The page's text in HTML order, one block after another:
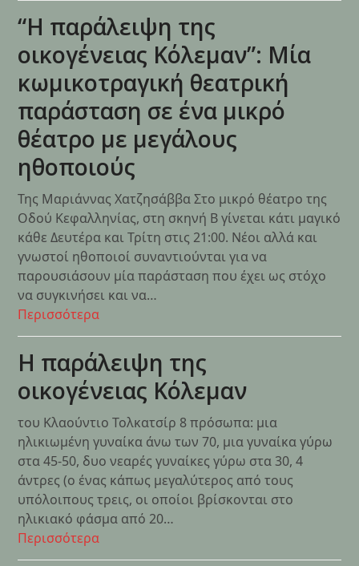
“Η παράλειψη της
οικογένειας Κόλεμαν”: Μία
κωμικοτραγική θεατρική
παράσταση σε ένα μικρό
θέατρο με μεγάλους
ηθοποιούς
Της Μαριάννας Χατζησάββα Στο μικρό θέατρο της
Οδού Κεφαλληνίας, στη σκηνή Β γίνεται κάτι μαγικό
κάθε Δευτέρα και Τρίτη στις 21:00. Νέοι αλλά και
γνωστοί ηθοποιοί συναντιούνται για να
παρουσιάσουν μία παράσταση που έχει ως στόχο
να συγκινήσει και να…
Περισσότερα
Η παράλειψη της
οικογένειας Κόλεμαν
του Κλαούντιο Τολκατσίρ 8 πρόσωπα: μια
ηλικιωμένη γυναίκα άνω των 70, μια γυναίκα γύρω
στα 45-50, δυο νεαρές γυναίκες γύρω στα 30, 4
άντρες (ο ένας κάπως μεγαλύτερος από τους
υπόλοιπους τρεις, οι οποίοι βρίσκονται στο
ηλικιακό φάσμα από 20…
Περισσότερα